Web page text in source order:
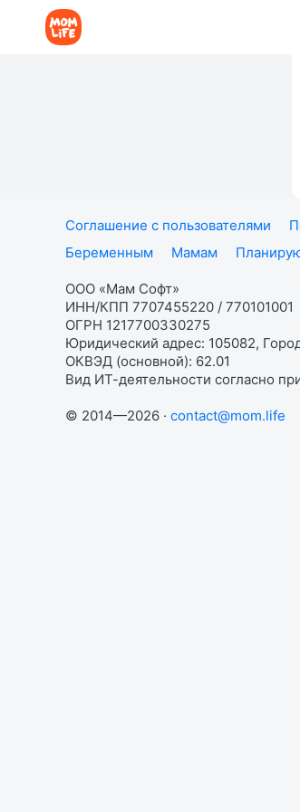
Соглашение с пользователями
Беременным
Мамам
ООО «Мам Софт»
ИНН/КПП 7707455220 / 770101001
ОГРН 1217700330275
Юридический адрес: 105082,
ОКВЭД (основной): 62.01
Вид ИТ-деятельности согласно
© 2014—2026 · contact@mom.life